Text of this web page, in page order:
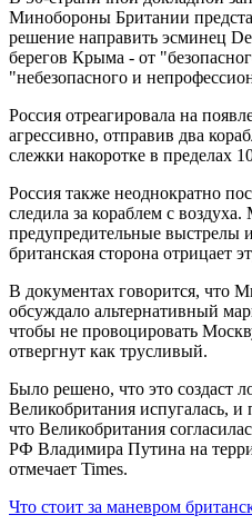
Минобороны Британии
решение направить эсминец
берегов Крыма - от
"небезопасного и
Россия отреагировала на
агрессивно, отправив два
слежки накоротке в пределах
Россия также неоднократно
следила за кораблем с
предупредительные выстрелы
британская сторона отрицает
В документах говорится, что
обсуждало альтернативный
чтобы не провоцировать
отвергнут как трусливый.
Было решено, что это создаст
Великобритания испугалась,
что Великобритания
РФ Владимира Путина на
отмечает Times.
Что стоит за маневром